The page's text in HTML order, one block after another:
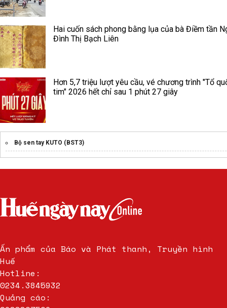
Hai cuốn sách phong bằng lụa của bà Điềm tần
Đình Thị Bạch Liên
Hơn 5,7 triệu lượt yêu cầu, vé chương trình "Tổ
tim" 2026 hết chỉ sau 1 phút 27 giây
Bộ sen tay KUTO (BST3)
Ấn phẩm của Báo và Phát thanh, Truyền hình
Huế
Hotline:
0234.3845932
Quảng cáo: